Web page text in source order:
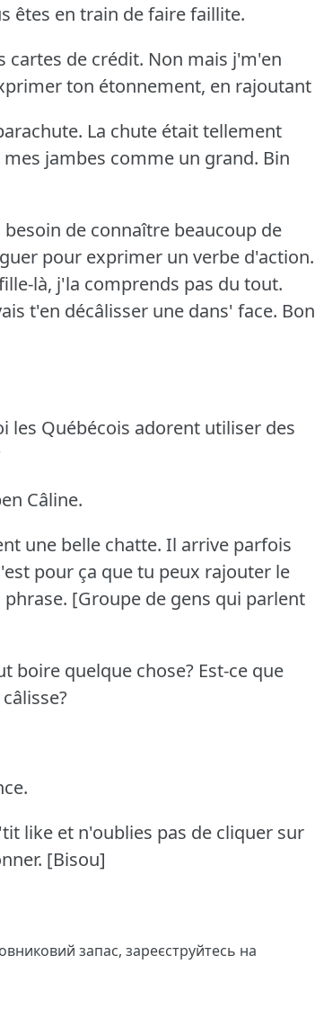
êtes en train de faire faillite.
cartes de crédit. Non mais j'm'en
ton étonnement, en rajoutant
La chute était tellement
jambes comme un grand. Bin
de connaître beaucoup de
pour exprimer un verbe d'action.
là, j'la comprends pas du tout.
t'en décâlisser une dans' face. Bon
les Québécois adorent utiliser des
Câline.
une belle chatte. Il arrive parfois
pour ça que tu peux rajouter le
[Groupe de gens qui parlent
boire quelque chose? Est-ce que
like et n'oublies pas de cliquer sur
[Bisou]
запас, зареєструйтесь на